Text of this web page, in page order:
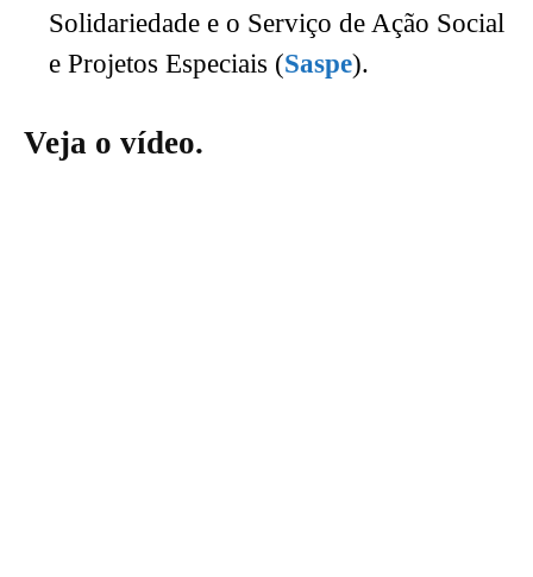
Solidariedade e o Serviço de Ação Social
e Projetos Especiais (Saspe).
Veja o vídeo.